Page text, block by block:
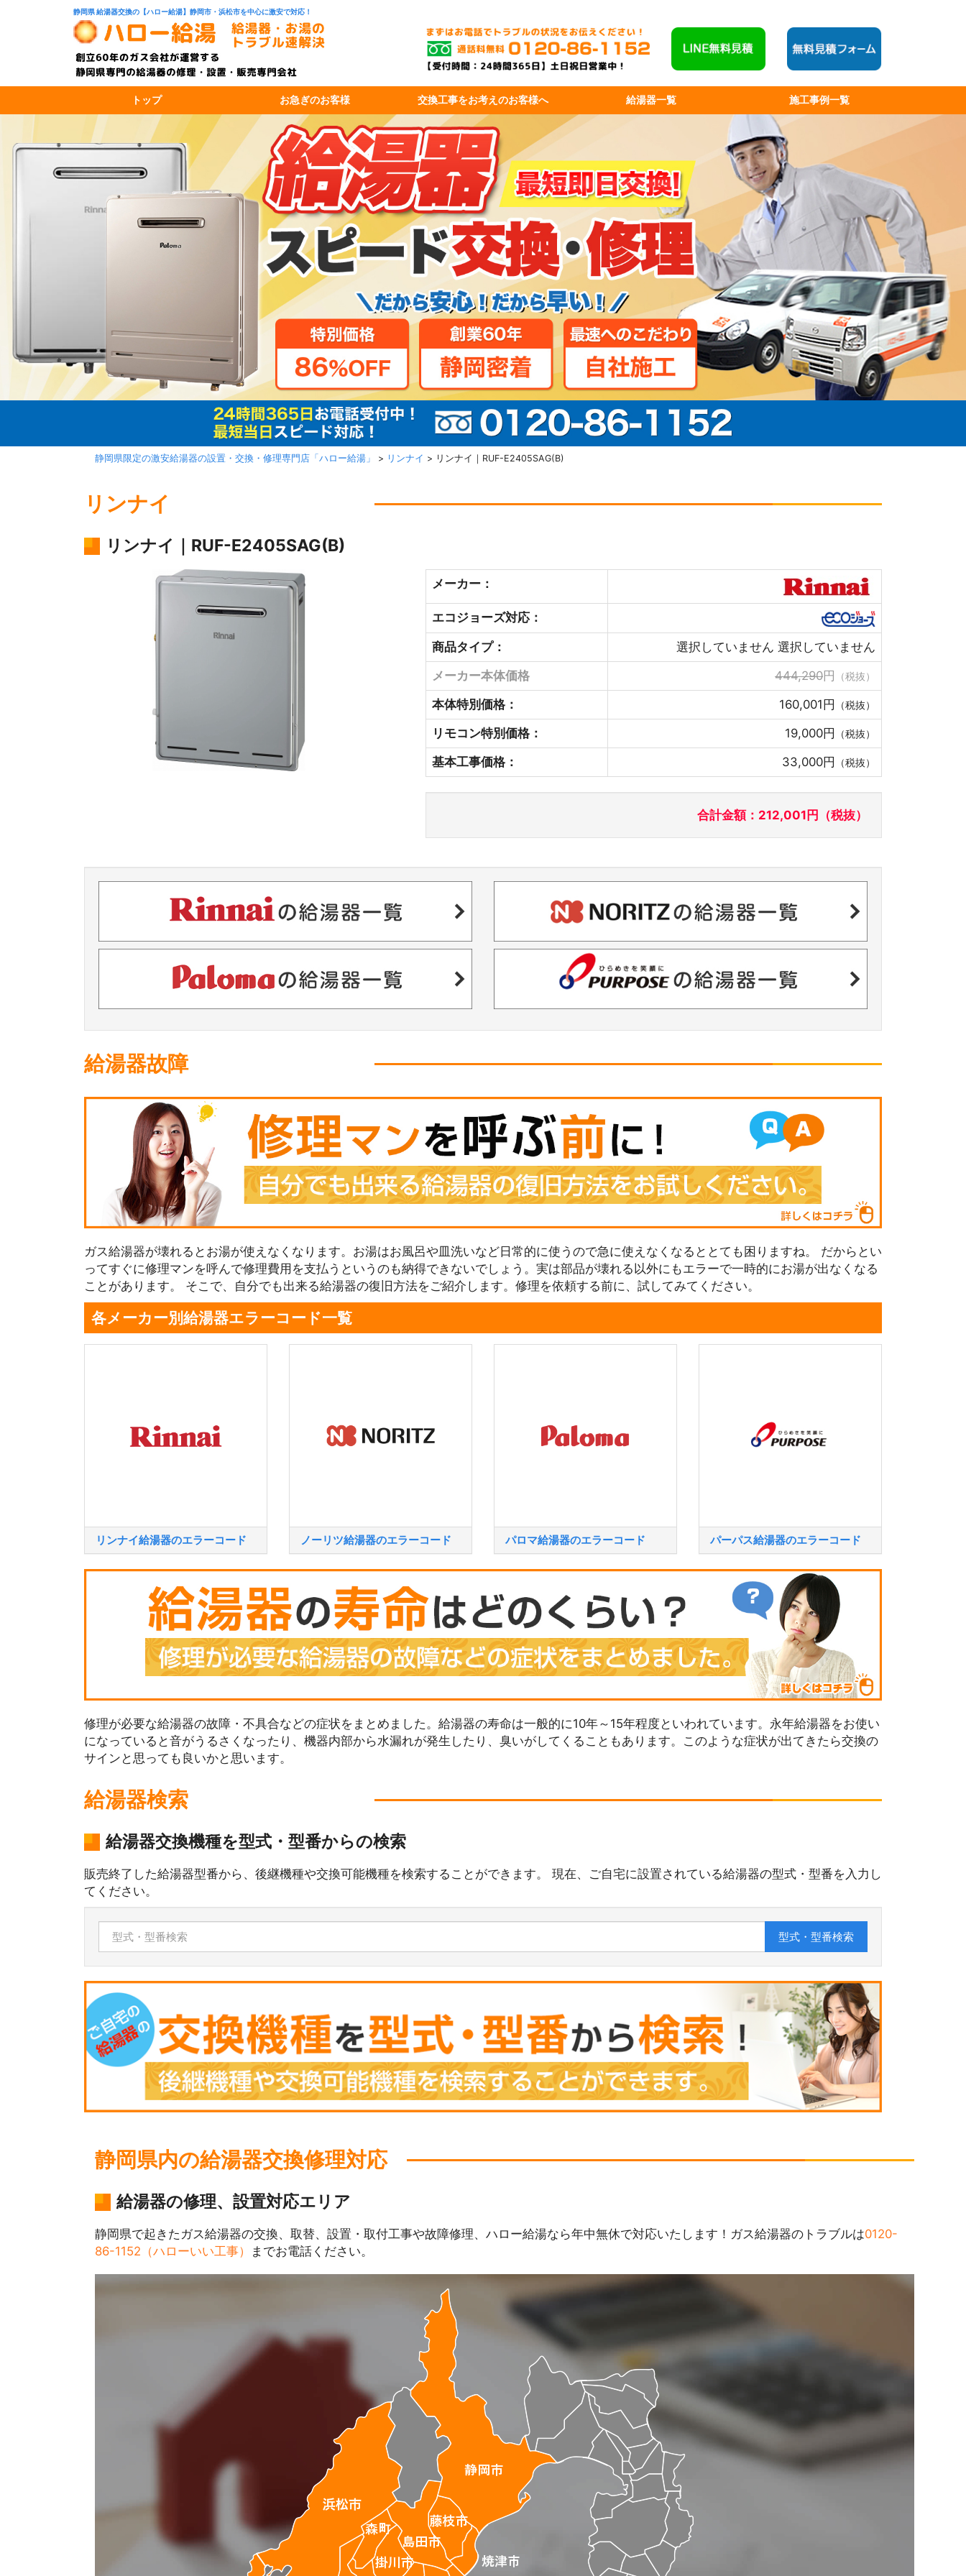
静岡県 給湯器交換の【ハロー給湯】静岡市・浜松市を中心に激安で対応！
トップ お急ぎのお客様 交換工事をお考えのお客様へ 給湯器一覧 施工事例一覧
静岡県限定の激安給湯器の設置・交換・修理専門店「ハロー給湯」 > リンナイ > リンナイ｜RUF-E2405SAG(B)
リンナイ
リンナイ｜RUF-E2405SAG(B)
メーカー：
エコジョーズ対応：
商品タイプ：
選択していません 選択していません
メーカー本体価格
444,290円 （税抜）
本体特別価格： 160,001円 （税抜）
リモコン特別価格： 19,000円 （税抜）
基本工事価格： 33,000円 （税抜）
合計金額：212,001円（税抜）
給湯器故障
ガス給湯器が壊れるとお湯が使えなくなります。お湯はお風呂や皿洗いなど日常的に使うので急に使えなくなるととても困りますね。 だからとい
ってすぐに修理マンを呼んで修理費用を支払うというのも納得できないでしょう。実は部品が壊れる以外にもエラーで一時的にお湯が出なくなる
ことがあります。 そこで、自分でも出来る給湯器の復旧方法をご紹介します。修理を依頼する前に、試してみてください。
各メーカー別給湯器エラーコード一覧
リンナイ給湯器のエラーコード ノーリツ給湯器のエラーコード パロマ給湯器のエラーコード パーパス給湯器のエラーコード
修理が必要な給湯器の故障・不具合などの症状をまとめました。給湯器の寿命は一般的に10年～15年程度といわれています。永年給湯器をお使い
になっていると音がうるさくなったり、機器内部から水漏れが発生したり、臭いがしてくることもあります。このような症状が出てきたら交換の
サインと思っても良いかと思います。
給湯器検索
給湯器交換機種を型式・型番からの検索
販売終了した給湯器型番から、後継機種や交換可能機種を検索することができます。 現在、ご自宅に設置されている給湯器の型式・型番を入力し
てください。
型式・型番検索
静岡県内の給湯器交換修理対応
給湯器の修理、設置対応エリア
静岡県で起きたガス給湯器の交換、取替、設置・取付工事や故障修理、ハロー給湯なら年中無休で対応いたします！ガス給湯器のトラブルは0120-
86-1152（ハローいい工事）
までお電話ください。